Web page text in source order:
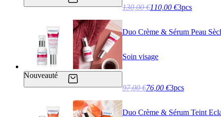
130,00 €110,00 €3pcs
Nouveauté
Duo Crème & Sérum Peau
Soin visage
97,00 €76,00 €3pcs
Duo Crème & Sérum Teint